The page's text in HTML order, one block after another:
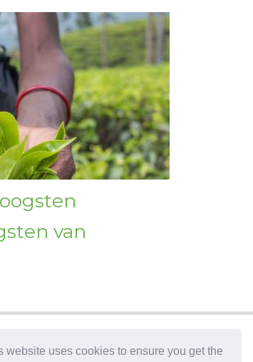
website uses cookies to ensure you get the
van